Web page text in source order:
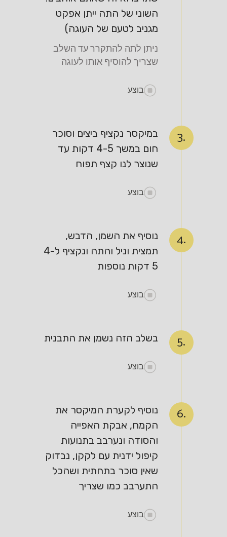
השוני של התה ייתן אפקט
מגניב לטעם של העוגה)
ניתן לתה להתקרר עד השלב
שצריך להוסיף אותו לעוגה
בוצע
3.
במיקסר נקציף ביצים וסוכר
חום במשך 4-5 דקות עד
שנוצר לנו קצף תפוח
בוצע
4.
נוסיף את השמן, הדבש,
תמצית וניל והתה ונקציף ל4-
5 דקות נוספות
בוצע
5. בשלב הזה נשמן את התבנית
בוצע
6.
נוסיף לקערת המיקסר את
הקמח, אבקת האפייה
והסודה ונערבב בתנועות
קיפול ידנית עם לקקן, נבדוק
שאין סוכר בתחתית ושהכל
התערבב כמו שצריך
בוצע